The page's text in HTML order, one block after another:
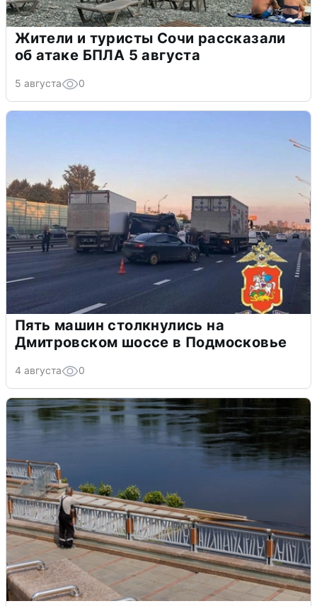
Жители и туристы Сочи рассказали
об атаке БПЛА 5 августа
5 августа 0
Пять машин столкнулись на
Дмитровском шоссе в Подмосковье
4 августа 0